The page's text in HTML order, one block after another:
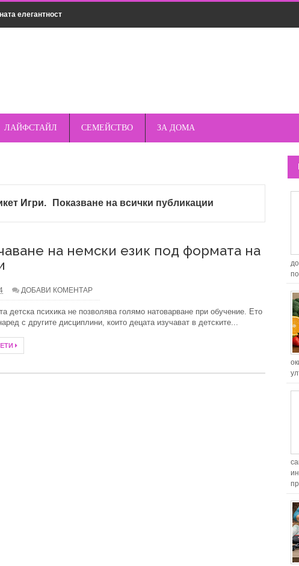
елегантност
за различни поводи
пред стандартните кабели – защо магнитното е по-
и как да ги избегнете
и свободни радикали
баня
специалисти при избора на дентално лечение?
ЛАЙФСТАЙЛ СЕМЕЙСТВО ЗА ДОМА
Игри. Показване на всички публикации
на немски език под формата на
ДОБАВИ КОМЕНТАР
детска психика не позволява голямо натоварване при обучение. Ето
с другите дисциплини, които децата изучават в детските...